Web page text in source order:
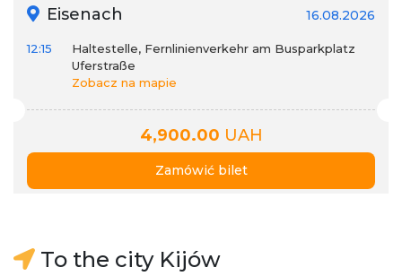
Eisenach 16.08.2026
12:15
Haltestelle, Fernlinienverkehr am Busparkplatz
Uferstraße
Zobacz na mapie
4,900.00 UAH
Zamówić bilet
To the city Kijów